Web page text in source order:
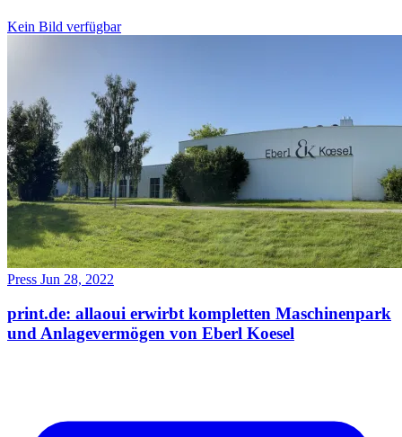
Kein Bild verfügbar
Press Jun 28, 2022
print.de: allaoui erwirbt kompletten Maschinenpark
und Anlagevermögen von Eberl Koesel